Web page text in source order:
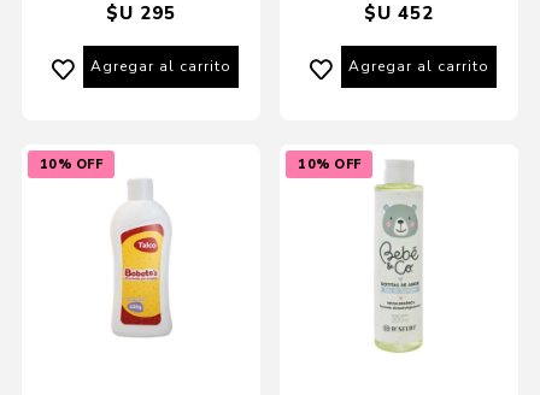
$U 295
Agregar al carrito
$U 452
Agregar al carrito
10% OFF 10% OFF